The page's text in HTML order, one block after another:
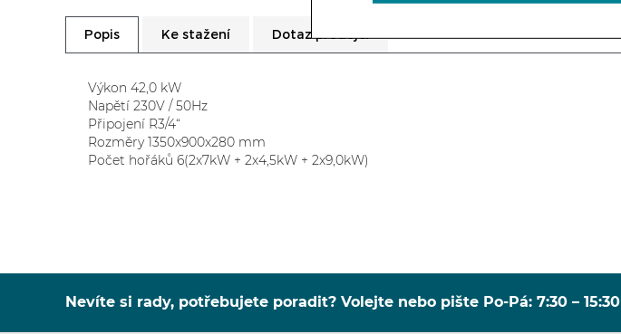
Popis Ke stažení Dotaz prodejci
Výkon 42,0 kW
Napětí 230V / 50Hz
Připojení R3/4“
Rozměry 1350x900x280 mm
Počet hořáků 6(2x7kW + 2x4,5kW + 2x9,0kW)
Nevíte si rady, potřebujete poradit? Volejte nebo pište Po-Pá: 7:30 – 15:30